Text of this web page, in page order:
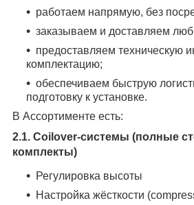
работаем напрямую, без
заказываем и доставляем
предоставляем техническую
комплектацию;
обеспечиваем быструю
подготовку к установке.
В Ассортименте есть:
2.1. Coilover-системы (полные
комплекты)
Регулировка высоты
Настройка жёсткости